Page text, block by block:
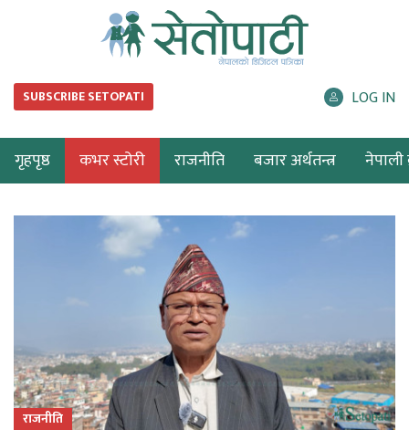
SUBSCRIBE SETOPATI LOG IN
गृहपृष्ठ कभर स्टोरी राजनीति बजार अर्थतन्त्र नेपाली
राजनीति